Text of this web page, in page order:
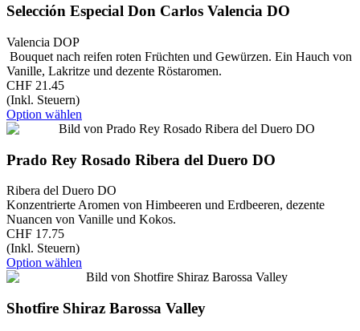
Selección Especial Don Carlos Valencia DO
Valencia DOP
Bouquet nach reifen roten Früchten und Gewürzen. Ein Hauch von
Vanille, Lakritze und dezente Röstaromen.
CHF 21.45
(Inkl. Steuern)
Option wählen
Prado Rey Rosado Ribera del Duero DO
Ribera del Duero DO
Konzentrierte Aromen von Himbeeren und Erdbeeren, dezente
Nuancen von Vanille und Kokos.
CHF 17.75
(Inkl. Steuern)
Option wählen
Shotfire Shiraz Barossa Valley